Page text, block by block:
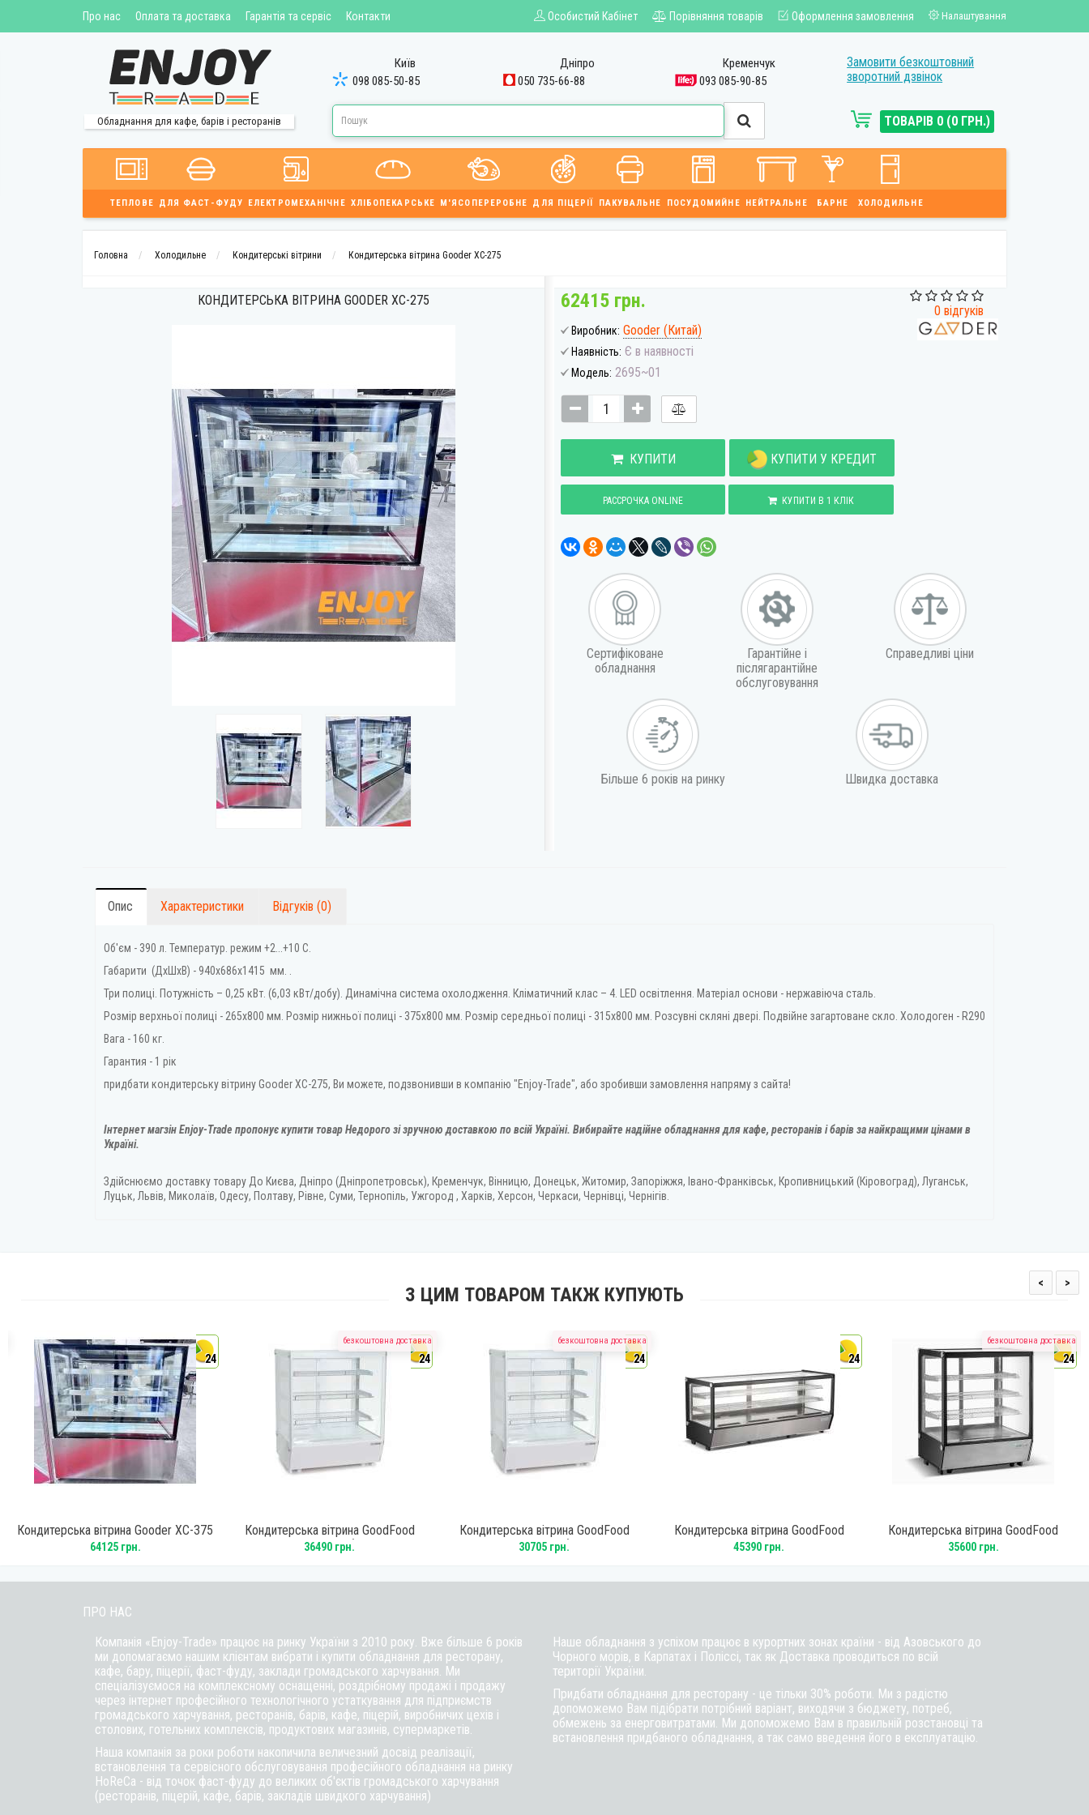
Про нас Оплата та доставка Гарантія та сервіс Контакти Особистий Кабінет Порівняння товарів Оформлення замовлення Налаштування
Обладнання для кафе, барів і ресторанів
Київ
098 085-50-85
Дніпро
050 735-66-88
Кременчук
093 085-90-85
Замовити безкоштовний
зворотний дзвінок
ТОВАРІВ 0 (0 ГРН.)
ТЕПЛОВЕ ДЛЯ ФАСТ-ФУДУ ЕЛЕКТРОМЕХАНІЧНЕ ХЛІБОПЕКАРСЬКЕ М'ЯСОПЕРЕРОБНЕ ДЛЯ ПІЦЕРІЇ ПАКУВАЛЬНЕ ПОСУДОМИЙНЕ НЕЙТРАЛЬНЕ БАРНЕ ХОЛОДИЛЬНЕ
Головна Холодильне Кондитерські вітрини Кондитерська вітрина Gooder XC-275
КОНДИТЕРСЬКА ВІТРИНА GOODER XC-275
0 відгуків
62415 грн.
Виробник: Gooder (Китай)
Наявність: Є в наявності
Модель: 2695~01
КУПИТИ КУПИТИ У КРЕДИТ
РАССРОЧКА ONLINE КУПИТИ В 1 КЛІК
Сертифіковане
обладнання
Гарантійне і
післягарантійне
обслуговування
Справедливі ціни
Більше 6 років на ринку Швидка доставка
Опис Характеристики Відгуків (0)
Об'єм - 390 л. Температур. режим +2...+10 С.
Габарити (ДхШхВ) - 940х686х1415 мм. .
Три полиці. Потужність – 0,25 кВт. (6,03 кВт/добу). Динамічна система охолодження. Кліматичний клас – 4. LED освітлення. Матеріал основи - нержавіюча сталь.
Розмір верхньої полиці - 265х800 мм. Розмір нижньої полиці - 375х800 мм. Розмір середньої полиці - 315х800 мм. Розсувні скляні двері. Подвійне загартоване скло. Холодоген - R290
Вага - 160 кг.
Гарантия - 1 рік
придбати кондитерську вітрину Gooder XC-275, Ви можете, подзвонивши в компанію "Enjoy-Trade", або зробивши замовлення напряму з сайта!
Інтернет магзін Enjoy-Trade пропонує купити товарНедорого зі зручною доставкою по всій Україні. Вибирайте надійне обладнання для кафе, ресторанів і барів за найкращими цінами в
Україні.
Здійснюємо доставку товару До Києва, Дніпро (Дніпропетровськ), Кременчук, Вінницю, Донецьк, Житомир, Запоріжжя, Івано-Франківськ, Кропивницький (Кіровоград), Луганськ,
Луцьк, Львів, Миколаїв, Одесу, Полтаву, Рівне, Суми, Тернопіль, Ужгород , Харків, Херсон, Черкаси, Чернівці, Чернігів.
З ЦИМ ТОВАРОМ ТАКЖ КУПУЮТЬ
24
Кондитерська вітрина Gooder XC-375
64125 грн.
безкоштовна доставка
24
Кондитерська вітрина GoodFood
RTW195L5 біла
36490 грн.
безкоштовна доставка
24
Кондитерська вітрина GoodFood
RTW145L5 біла
30705 грн.
24
Кондитерська вітрина GoodFood
RTW250L5
45390 грн.
безкоштовна доставка
24
Кондитерська вітрина GoodFood
RTW195L5
35600 грн.
< >
ПРО НАС
Компанія «Enjoy-Trade» працює на ринку України з 2010 року. Вже більше 6 років
ми допомагаємо нашим клієнтам вибрати і купити обладнання для ресторану,
кафе, бару, піцерії, фаст-фуду, заклади громадського харчування. Ми
спеціалізуємося на комплексному оснащенні, роздрібному продажі і продажу
через інтернет професійного технологічного устаткування для підприємств
громадського харчування, ресторанів, барів, кафе, піцерій, виробничих цехів і
столових, готельних комплексів, продуктових магазинів, супермаркетів.
Наша компанія за роки роботи накопичила величезний досвід реалізації,
встановлення та сервісного обслуговування професійного обладнання на ринку
HoReCa - від точок фаст-фуду до великих об'єктів громадського харчування
(ресторанів, піцерій, кафе, барів, закладів швидкого харчування)
Наше обладнання з успіхом працює в курортних зонах країни - від Азовського до
Чорного морів, в Карпатах і Поліссі, так як Доставка проводиться по всій
території України.
Придбати обладнання для ресторану - це тільки 30% роботи. Ми з радістю
допоможемо Вам підібрати потрібний варіант, виходячи з бюджету, потреб,
обмежень за енерговитратами. Ми допоможемо Вам в правильній розстановці та
встановлення придбаного обладнання, а так само введення його в експлуатацію.